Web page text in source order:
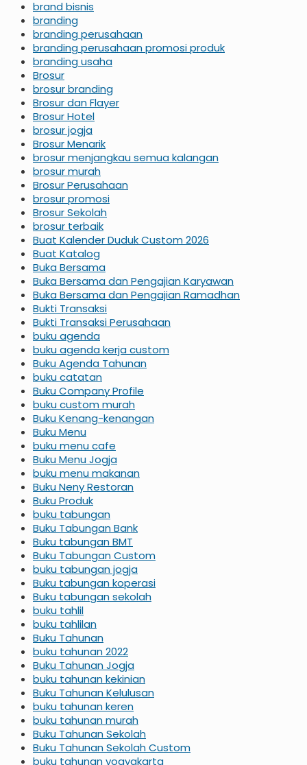
brand bisnis
branding
branding perusahaan
branding perusahaan promosi produk
branding usaha
Brosur
brosur branding
Brosur dan Flayer
Brosur Hotel
brosur jogja
Brosur Menarik
brosur menjangkau semua kalangan
brosur murah
Brosur Perusahaan
brosur promosi
Brosur Sekolah
brosur terbaik
Buat Kalender Duduk Custom 2026
Buat Katalog
Buka Bersama
Buka Bersama dan Pengajian Karyawan
Buka Bersama dan Pengajian Ramadhan
Bukti Transaksi
Bukti Transaksi Perusahaan
buku agenda
buku agenda kerja custom
Buku Agenda Tahunan
buku catatan
Buku Company Profile
buku custom murah
Buku Kenang-kenangan
Buku Menu
buku menu cafe
Buku Menu Jogja
buku menu makanan
Buku Neny Restoran
Buku Produk
buku tabungan
Buku Tabungan Bank
Buku tabungan BMT
Buku Tabungan Custom
buku tabungan jogja
Buku tabungan koperasi
Buku tabungan sekolah
buku tahlil
buku tahlilan
Buku Tahunan
buku tahunan 2022
Buku Tahunan Jogja
buku tahunan kekinian
Buku Tahunan Kelulusan
buku tahunan keren
buku tahunan murah
Buku Tahunan Sekolah
Buku Tahunan Sekolah Custom
buku tahunan yogyakarta